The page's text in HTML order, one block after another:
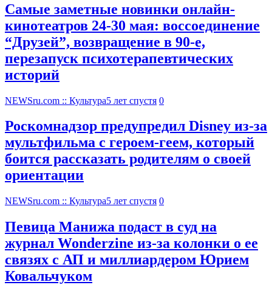
Самые заметные новинки онлайн-
кинотеатров 24-30 мая: воссоединение
“Друзей”, возвращение в 90-е,
перезапуск психотерапевтических
историй
NEWSru.com :: Культура5 лет спустя 0
Роскомнадзор предупредил Disney из-за
мультфильма c героем-геем, который
боится рассказать родителям о своей
ориентации
NEWSru.com :: Культура5 лет спустя 0
Певица Манижа подаст в суд на
журнал Wonderzine из-за колонки о ее
связях с АП и миллиардером Юрием
Ковальчуком